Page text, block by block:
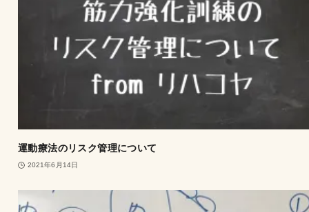
運動療法のリスク管理について
2021年6月14日